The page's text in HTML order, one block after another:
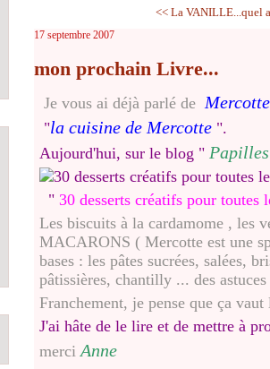
<< La VANILLE...quel
17 septembre 2007
mon prochain Livre...
Je vous ai déjà parlé de Mercotte
"la cuisine de Mercotte ".
Aujourd'hui, sur le blog "
" 30 desserts créatifs pour toutes
Les biscuits à la cardamome , les
MACARONS ( Mercotte est une
bases : les pâtes sucrées, salées,
pâtissières, chantilly ... des
Franchement, je pense que ça vaut
J'ai hâte de le lire et de mettre à
merci Anne